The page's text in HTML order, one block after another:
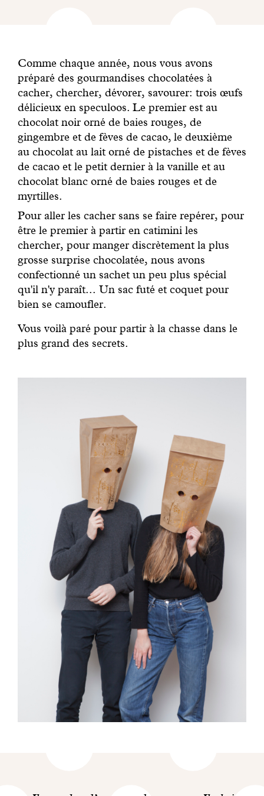
Comme chaque année, nous vous avons
préparé des gourmandises chocolatées à
cacher, chercher, dévorer, savourer: trois œufs
délicieux en speculoos. Le premier est au
chocolat noir orné de baies rouges, de
gingembre et de fèves de cacao, le deuxième
au chocolat au lait orné de pistaches et de fèves
de cacao et le petit dernier à la vanille et au
chocolat blanc orné de baies rouges et de
myrtilles.
Pour aller les cacher sans se faire repérer, pour
être le premier à partir en catimini les
chercher, pour manger discrètement la plus
grosse surprise chocolatée, nous avons
confectionné un sachet un peu plus spécial
qu'il n'y paraît... Un sac futé et coquet pour
bien se camoufler.
Vous voilà paré pour partir à la chasse dans le
plus grand des secrets.